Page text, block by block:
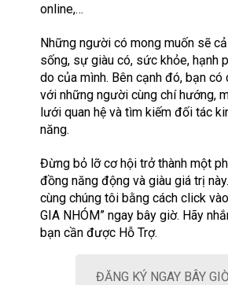
online,…
Những người có mong muốn sẽ
sống, sự giàu có, sức khỏe, hạnh
do của mình. Bên cạnh đó, bạn có
với những người cùng chí hướng,
lưới quan hệ và tìm kiếm đối tác
năng.
Đừng bỏ lỡ cơ hội trở thành một
đồng năng động và giàu giá trị
cùng chúng tôi bằng cách click
GIA NHÓM” ngay bây giờ. Hãy
bạn cần được Hỗ Trợ.
ĐĂNG KÝ NGAY BÂY